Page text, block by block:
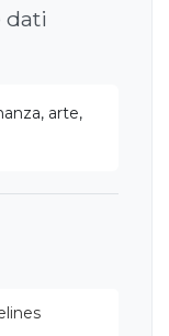
dati
arte,